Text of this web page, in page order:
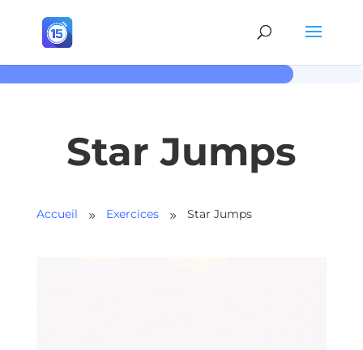
Star Jumps
Accueil 9 Exercices 9 Star Jumps